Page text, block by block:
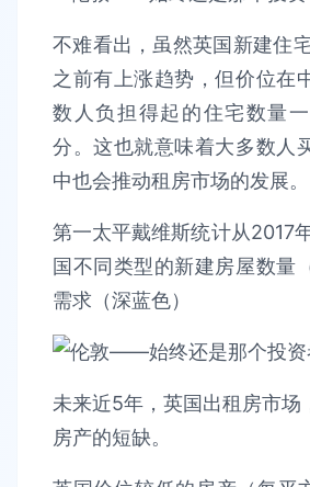
不难看出，虽然英国新建住
之前有上涨趋势，但价位在
数人负担得起的住宅数量
分。这也就意味着大多数人
中也会推动租房市场的发展。
第一太平戴维斯统计从2017
国不同类型的新建房屋数量
需求（深蓝色）
未来近5年，英国出租房市场
房产的短缺。